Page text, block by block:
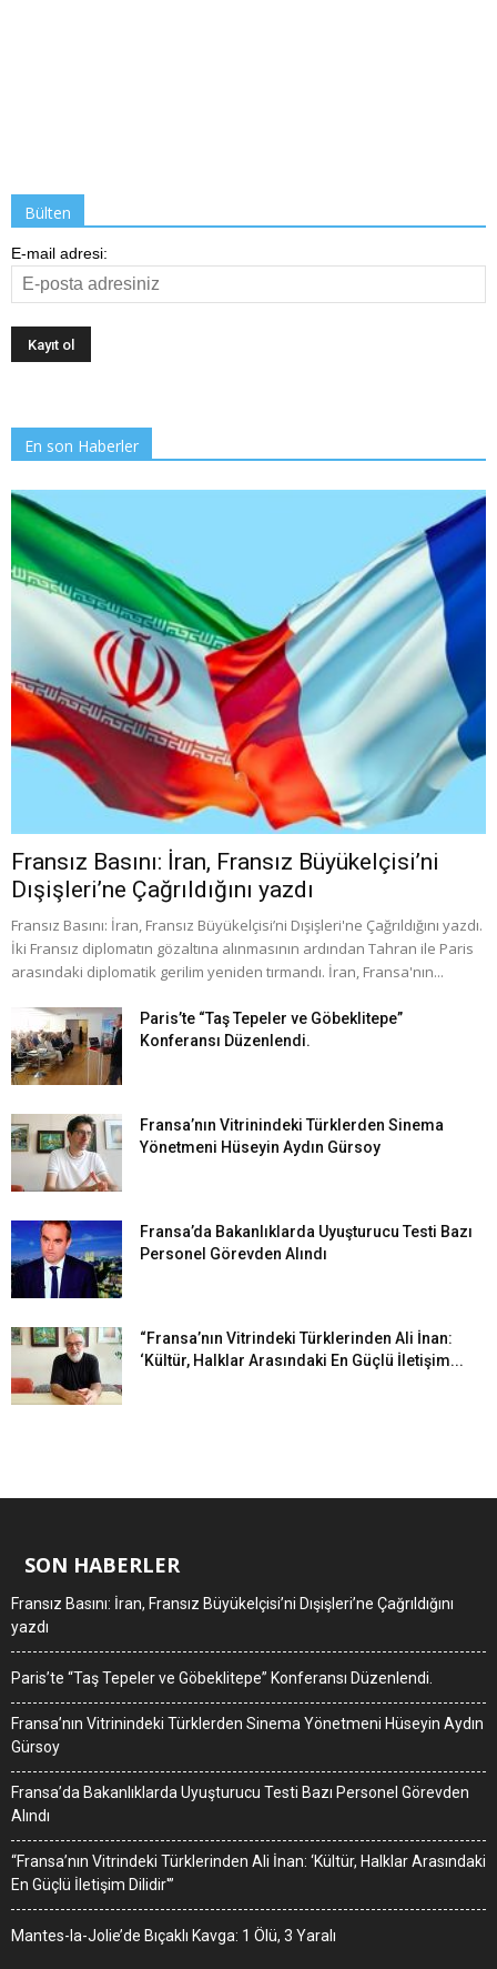
Bülten
E-mail adresi:
En son Haberler
Fransız Basını: İran, Fransız Büyükelçisi’ni
Dışişleri’ne Çağrıldığını yazdı
Fransız Basını: İran, Fransız Büyükelçisi’ni Dışişleri'ne Çağrıldığını yazdı.
İki Fransız diplomatın gözaltına alınmasının ardından Tahran ile Paris
arasındaki diplomatik gerilim yeniden tırmandı. İran, Fransa'nın...
Paris’te “Taş Tepeler ve Göbeklitepe”
Konferansı Düzenlendi.
Fransa’nın Vitrinindeki Türklerden Sinema
Yönetmeni Hüseyin Aydın Gürsoy
Fransa’da Bakanlıklarda Uyuşturucu Testi Bazı
Personel Görevden Alındı
“Fransa’nın Vitrindeki Türklerinden Ali İnan:
‘Kültür, Halklar Arasındaki En Güçlü İletişim...
SON HABERLER
Fransız Basını: İran, Fransız Büyükelçisi’ni Dışişleri’ne Çağrıldığını
yazdı
Paris’te “Taş Tepeler ve Göbeklitepe” Konferansı Düzenlendi.
Fransa’nın Vitrinindeki Türklerden Sinema Yönetmeni Hüseyin Aydın
Gürsoy
Fransa’da Bakanlıklarda Uyuşturucu Testi Bazı Personel Görevden
Alındı
“Fransa’nın Vitrindeki Türklerinden Ali İnan: ‘Kültür, Halklar Arasındaki
En Güçlü İletişim Dilidir'”
Mantes-la-Jolie’de Bıçaklı Kavga: 1 Ölü, 3 Yaralı